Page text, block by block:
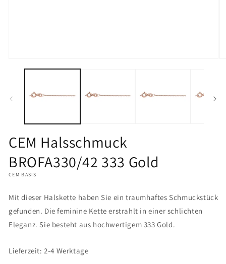
CEM Halsschmuck
BROFA330/42 333 Gold
CEM BASIS
Mit dieser Halskette haben Sie ein traumhaftes Schmuckstück
gefunden. Die feminine Kette erstrahlt in einer schlichten
Eleganz. Sie besteht aus hochwertigem 333 Gold.
Lieferzeit: 2-4 Werktage